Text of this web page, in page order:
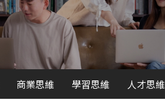
商業思維 學習思維 人才思維